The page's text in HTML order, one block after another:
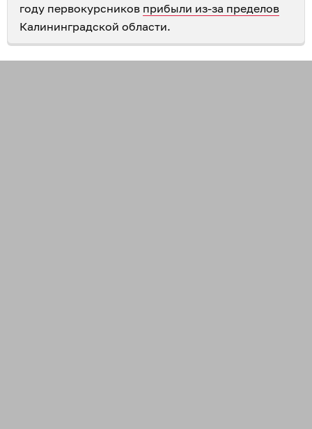
году первокурсников прибыли из-за пределов
Калининградской области.